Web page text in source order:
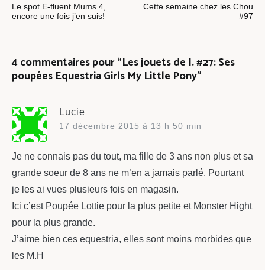
de
Le spot E-fluent Mums 4,
encore une fois j’en suis!
Cette semaine chez les Chou
#97
4 commentaires pour “Les jouets de I. #27: Ses
poupées Equestria Girls My Little Pony”
Lucie
17 décembre 2015 à 13 h 50 min
Je ne connais pas du tout, ma fille de 3 ans non plus et sa
grande soeur de 8 ans ne m’en a jamais parlé. Pourtant
je les ai vues plusieurs fois en magasin.
Ici c’est Poupée Lottie pour la plus petite et Monster Hight
pour la plus grande.
J’aime bien ces equestria, elles sont moins morbides que
les M.H